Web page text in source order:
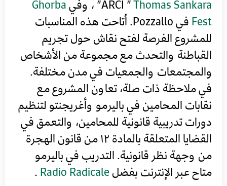
ARCI ”Thomas Sankara ” ، وفيGhorba
Fest
في Pozzallo. أتاحت هذه المناسبات
للمشروع الفرصة لفتح نقاش حول تجريم
القباطنة والتحدث مع مجموعة من الأشخاص
والمجتمعات والجمعيات في مدن مختلفة.
في ملاحظة ذات صلة، تعاون المشروع مع
نقابات المحامين في باليرمو وأغريجنتو لتنظيم
دورات تدريبية قانونية للمحامين، والتعمق في
القضايا المتعلقة بالمادة ١٢ من قانون الهجرة
من وجهة نظر قانونية. التدريب في باليرمو
متاح عبر الإنترنت بفضلRadio Radicale
.